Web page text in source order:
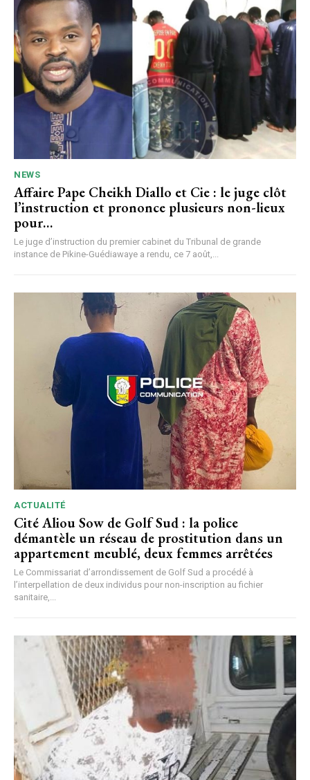
NEWS
Affaire Pape Cheikh Diallo et Cie : le juge clôt
l’instruction et prononce plusieurs non-lieux
pour…
Le juge d’instruction du premier cabinet du Tribunal de grande
instance de Pikine-Guédiawaye a rendu, ce 7 août,...
ACTUALITÉ
Cité Aliou Sow de Golf Sud : la police
démantèle un réseau de prostitution dans un
appartement meublé, deux femmes arrêtées
Le Commissariat d’arrondissement de Golf Sud a procédé à
l’interpellation de deux individus pour non-inscription au fichier
sanitaire,...